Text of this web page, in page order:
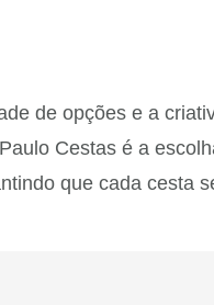
de opções e a
Cestas é a
que cada cesta